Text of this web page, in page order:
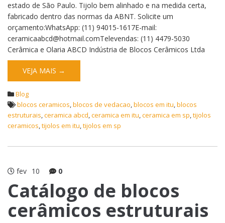
estado de São Paulo. Tijolo bem alinhado e na medida certa,
fabricado dentro das normas da ABNT. Solicite um
orçamento:WhatsApp: (11) 94015-1617E-mail:
ceramicaabcd@hotmail.comTelevendas: (11) 4479-5030
Cerâmica e Olaria ABCD Indústria de Blocos Cerâmicos Ltda
VEJA MAIS →
Blog
blocos ceramicos,blocos de vedacao,blocos em itu,blocos
estruturais,ceramica abcd,ceramica em itu,ceramica em sp,tijolos
ceramicos,tijolos em itu,tijolos em sp
fev 10 0
Catálogo de blocos
cerâmicos estruturais